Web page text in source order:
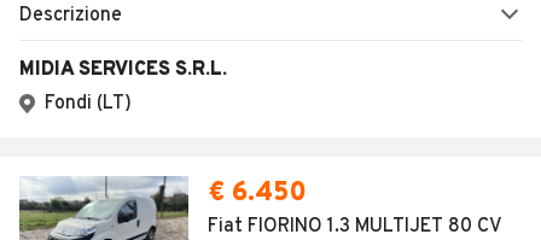
Descrizione
MIDIA SERVICES S.R.L.
Fondi (LT)
€ 6.450
Fiat FIORINO 1.3 MULTIJET 80 CV